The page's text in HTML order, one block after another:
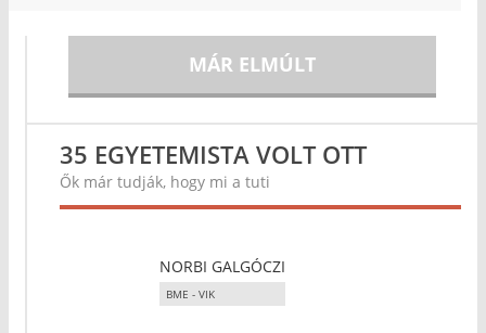
MÁR ELMÚLT
35 EGYETEMISTA VOLT OTT
Ők már tudják, hogy mi a tuti
NORBI GALGÓCZI
BME - VIK